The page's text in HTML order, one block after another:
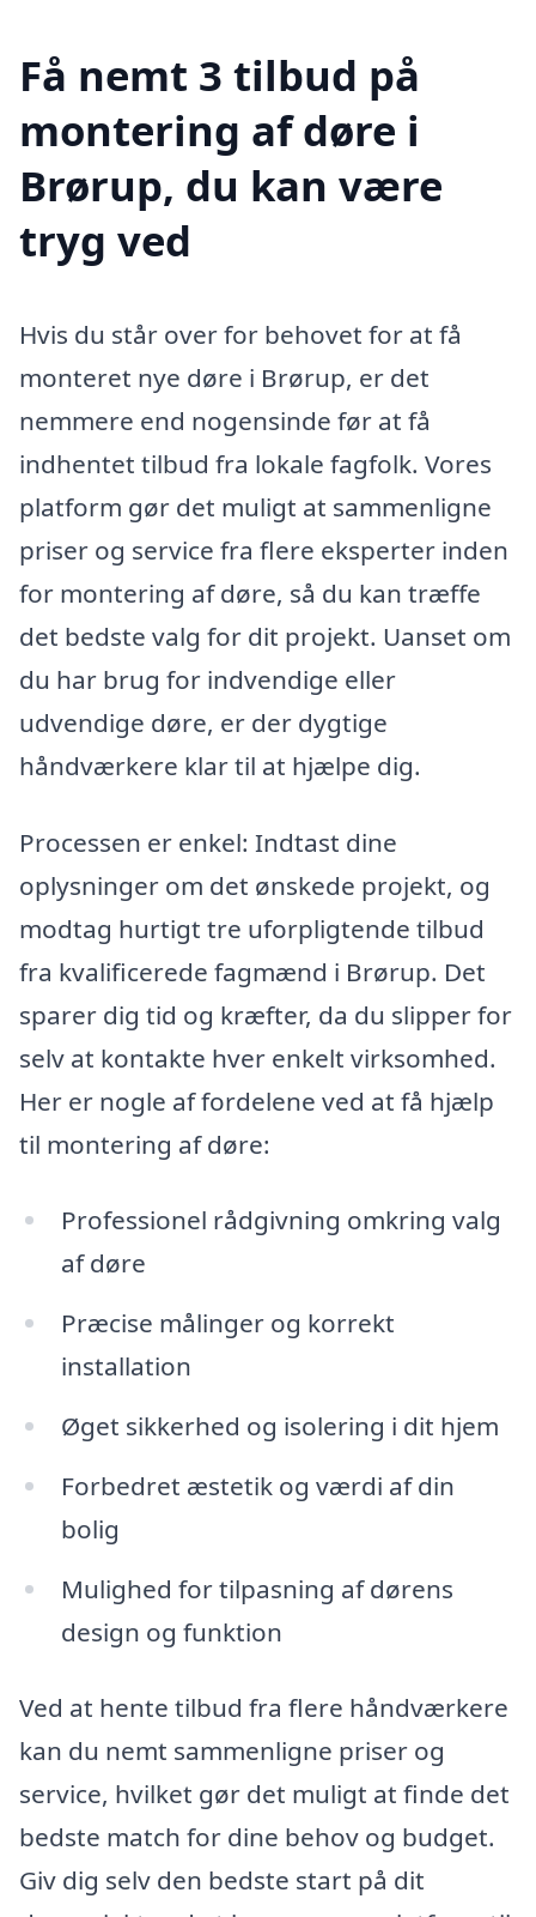
Få nemt 3 tilbud på
montering af døre i
Brørup, du kan være
tryg ved
Hvis du står over for behovet for at få
monteret nye døre i Brørup, er det
nemmere end nogensinde før at få
indhentet tilbud fra lokale fagfolk. Vores
platform gør det muligt at sammenligne
priser og service fra flere eksperter inden
for montering af døre, så du kan træffe
det bedste valg for dit projekt. Uanset om
du har brug for indvendige eller
udvendige døre, er der dygtige
håndværkere klar til at hjælpe dig.
Processen er enkel: Indtast dine
oplysninger om det ønskede projekt, og
modtag hurtigt tre uforpligtende tilbud
fra kvalificerede fagmænd i Brørup. Det
sparer dig tid og kræfter, da du slipper for
selv at kontakte hver enkelt virksomhed.
Her er nogle af fordelene ved at få hjælp
til montering af døre:
Professionel rådgivning omkring valg
af døre
Præcise målinger og korrekt
installation
Øget sikkerhed og isolering i dit hjem
Forbedret æstetik og værdi af din
bolig
Mulighed for tilpasning af dørens
design og funktion
Ved at hente tilbud fra flere håndværkere
kan du nemt sammenligne priser og
service, hvilket gør det muligt at finde det
bedste match for dine behov og budget.
Giv dig selv den bedste start på dit